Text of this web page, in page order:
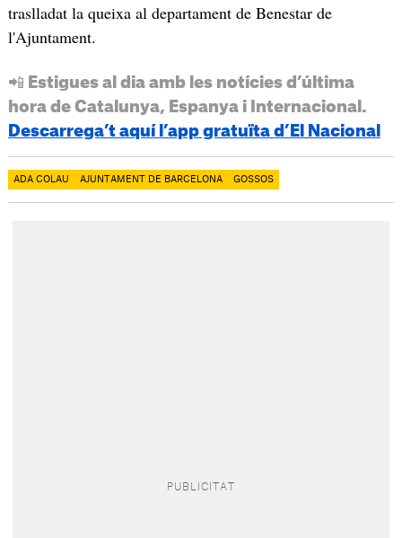
traslladat la queixa al departament de Benestar de
l'Ajuntament.
📲 Estigues al dia amb les notícies d’última
hora de Catalunya, Espanya i Internacional.
Descarrega’t aquí l’app gratuïta d’El Nacional
ADA COLAU AJUNTAMENT DE BARCELONA GOSSOS